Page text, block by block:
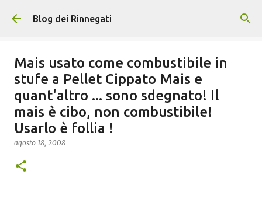
Passa ai contenuti principali
Blog dei Rinnegati
Mais usato come combustibile in
stufe a Pellet Cippato Mais e
quant'altro ... sono sdegnato! Il
mais è cibo, non combustibile!
Usarlo è follia !
agosto 18, 2008